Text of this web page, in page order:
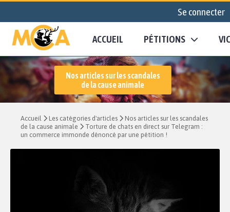
Se connecter
ACCUEIL PÉTITIONS
Nos articles sur les scandales
de la cause animale
Accueil Les catégories d'articles
Nos articles sur les scandales
de la cause animale
Torture de chats en direct sur Telegram :
un commerce immonde dénoncé par une pétition !